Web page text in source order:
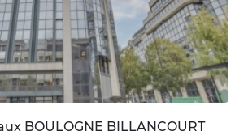
BOULOGNE BILLANCOURT